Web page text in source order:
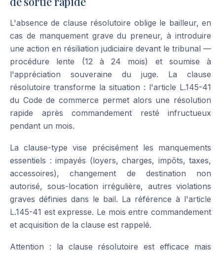
L'absence de clause résolutoire oblige le bailleur, en
cas de manquement grave du preneur, à introduire
une action en résiliation judiciaire devant le tribunal —
procédure lente (12 à 24 mois) et soumise à
l'appréciation souveraine du juge. La clause
résolutoire transforme la situation : l'article L.145-41
du Code de commerce permet alors une résolution
rapide après commandement resté infructueux
pendant un mois.
La clause-type vise précisément les manquements
essentiels : impayés (loyers, charges, impôts, taxes,
accessoires), changement de destination non
autorisé, sous-location irrégulière, autres violations
graves définies dans le bail. La référence à l'article
L.145-41 est expresse. Le mois entre commandement
et acquisition de la clause est rappelé.
Attention : la clause résolutoire est efficace mais